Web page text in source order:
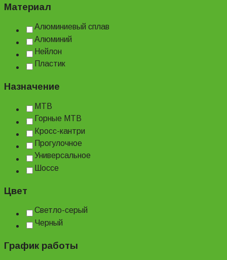
Материал
Алюминиевый сплав
Алюминий
Нейлон
Пластик
Назначение
MTB
Горные MTB
Кросс-кантри
Прогулочное
Универсальное
Шоссе
Цвет
Светло-серый
Черный
График работы